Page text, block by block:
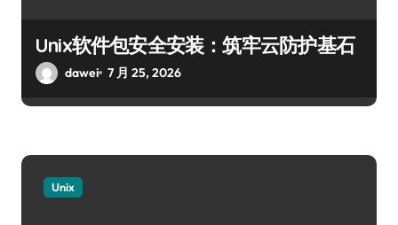
Unix软件包安全安装：筑牢云防护基石
dawei 7 月 25, 2026
Unix